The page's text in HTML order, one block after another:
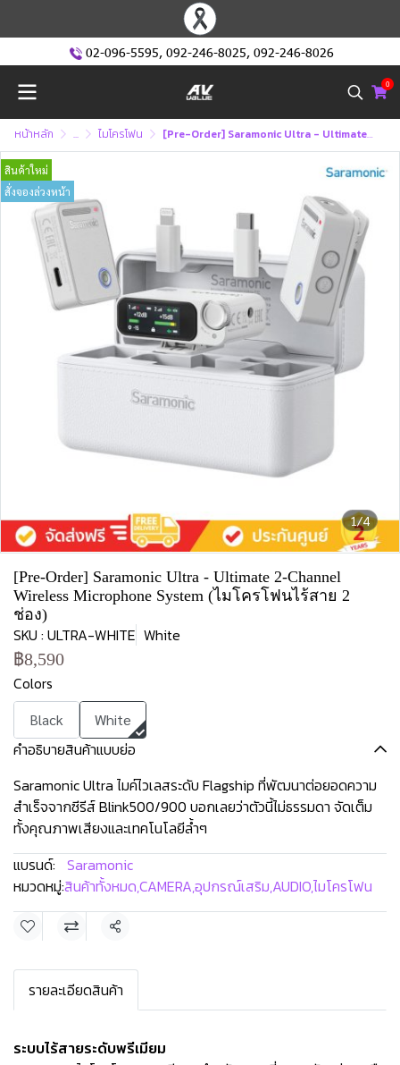
02-096-5595, 092-246-8025, 092-246-8026
0
หน้าหลัก ... ไมโครโฟน [Pre-Order] Saramonic Ultra - Ultimate 2-Channel Wireless Microphone System (ไมโครโฟนไร้สาย 2 ช่อง)
1/4
สินค้าใหม่
สั่งจองล่วงหน้า
[Pre-Order] Saramonic Ultra - Ultimate 2-Channel
Wireless Microphone System (ไมโครโฟนไร้สาย 2
ช่อง)
SKU : ULTRA-WHITE White
฿8,590
Colors
Black White
คำอธิบายสินค้าแบบย่อ
Saramonic Ultra ไมค์ไวเลสระดับ Flagship ที่พัฒนาต่อยอดความ
สำเร็จจากซีรีส์ Blink500/900 บอกเลยว่าตัวนี้ไม่ธรรมดา จัดเต็ม
ทั้งคุณภาพเสียงและเทคโนโลยีล้ำๆ
แบรนด์: Saramonic
หมวดหมู่:สินค้าทั้งหมด,CAMERA,อุปกรณ์เสริม,AUDIO,ไมโครโฟน
แชร์
รายละเอียดสินค้า
ระบบไร้สายระดับพรีเมียม